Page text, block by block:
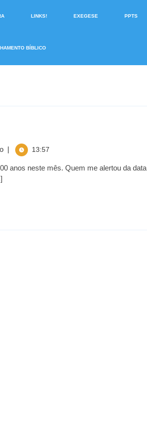
LINKS! EXEGESE PPTS
BÍBLICO
| 13:57
anos neste mês. Quem me alertou da data